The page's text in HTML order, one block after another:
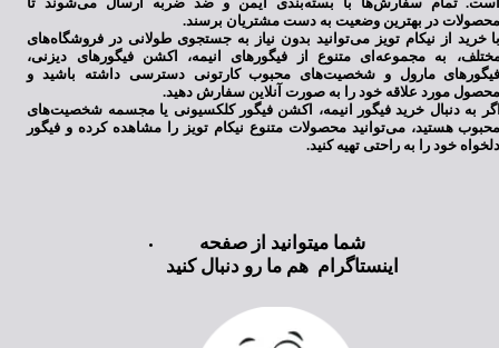
در بهترین وضعیت به دست مشتریان برسند.
خرید از نیکام تویز می‌توانید بدون نیاز به جستجوی طولانی در فروشگاه‌های
به مجموعه‌ای متنوع از فیگورهای انیمه، اکشن فیگورهای دیزنی،
مارول و شخصیت‌های محبوب کارتونی دسترسی داشته باشید و
مورد علاقه خود را به صورت آنلاین سفارش دهید.
به دنبال خرید فیگور انیمه، اکشن فیگور کلکسیونی یا مجسمه شخصیت‌های
هستید، می‌توانید محصولات متنوع نیکام تویز را مشاهده کرده و فیگور
خود را به راحتی تهیه کنید.
شما میتوانید از صفحه
اینستاگرام هم ما رو دنبال کنید